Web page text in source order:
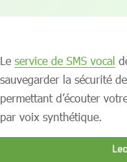
Le service de SMS vocal
sauvegarder la sécurité
permettant d’écouter
par voix synthétique.